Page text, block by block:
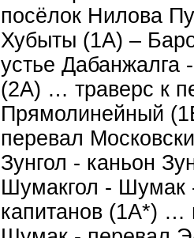
посёлок Нилова
Хубыты (1А) –
устье
(2А) … траверс к
Прямолинейный
перевал
Зунгол - каньон
Шумакгол - Шумак
капитанов (1А*)